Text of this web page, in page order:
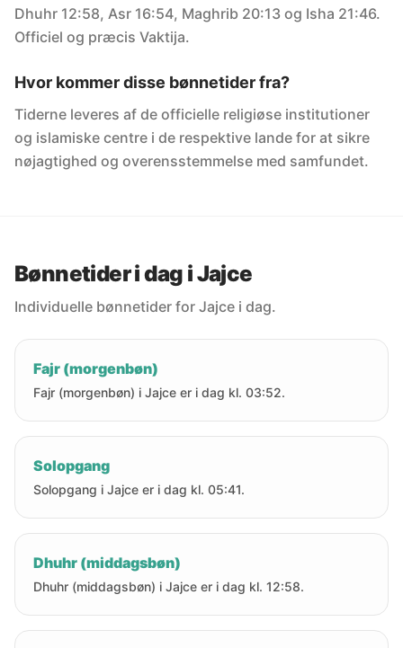
Dhuhr 12:58, Asr 16:54, Maghrib 20:13 og Isha 21:46.
Officiel og præcis Vaktija.
Hvor kommer disse bønnetider fra?
Tiderne leveres af de officielle religiøse institutioner
og islamiske centre i de respektive lande for at sikre
nøjagtighed og overensstemmelse med samfundet.
Bønnetider i dag i Jajce
Individuelle bønnetider for Jajce i dag.
Fajr (morgenbøn)
Fajr (morgenbøn) i Jajce er i dag kl. 03:52.
Solopgang
Solopgang i Jajce er i dag kl. 05:41.
Dhuhr (middagsbøn)
Dhuhr (middagsbøn) i Jajce er i dag kl. 12:58.